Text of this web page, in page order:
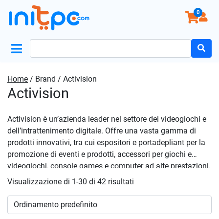
0
Home / Brand / Activision
Activision
Activision è un’azienda leader nel settore dei videogiochi e
dell’intrattenimento digitale. Offre una vasta gamma di
prodotti innovativi, tra cui espositori e portadepliant per la
promozione di eventi e prodotti, accessori per giochi e
videogiochi, console games e computer ad alte prestazioni.
I videogiochi di Activision sono noti per la loro qualità
immersive e coinvolgenti. La gamma di console games
include titoli popolari come Call of Duty e Destiny, mentre i
Visualizzazione di 1-30 di 42 risultati